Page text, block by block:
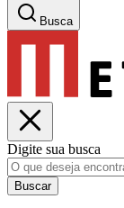
Busca
Digite sua busca
Buscar